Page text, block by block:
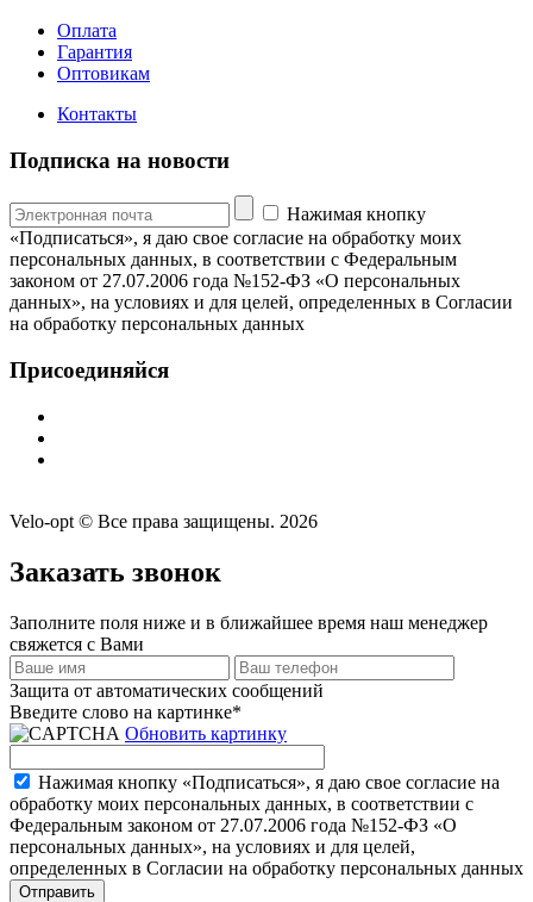
Оплата
Гарантия
Оптовикам
Контакты
Подписка на новости
Нажимая кнопку
«Подписаться», я даю свое согласие на обработку моих
персональных данных, в соответствии с Федеральным
законом от 27.07.2006 года №152-ФЗ «О персональных
данных», на условиях и для целей, определенных в Согласии
на обработку персональных данных
Присоединяйся
Velo-opt © Все права защищены. 2026
Заказать звонок
Заполните поля ниже и в ближайшее время наш менеджер
свяжется с Вами
Защита от автоматических сообщений
Введите слово на картинке*
Обновить картинку
Нажимая кнопку «Подписаться», я даю свое согласие на
обработку моих персональных данных, в соответствии с
Федеральным законом от 27.07.2006 года №152-ФЗ «О
персональных данных», на условиях и для целей,
определенных в Согласии на обработку персональных данных